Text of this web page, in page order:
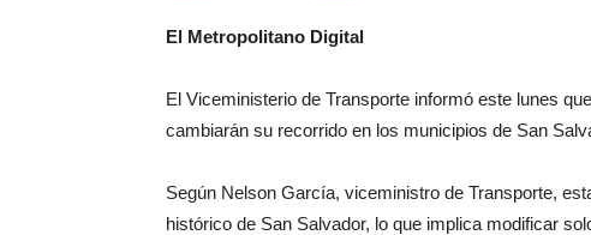
El Metropolitano Digital
El Viceministerio de Transporte informó este lunes
cambiarán su recorrido en los municipios de San
Según Nelson García, viceministro de Transporte,
histórico de San Salvador, lo que implica modificar